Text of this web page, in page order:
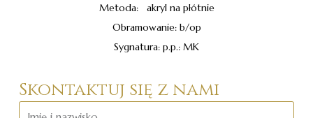
Metoda: akryl na płótnie
Obramowanie: b/op
Sygnatura: p.p.: MK
Skontaktuj się z nami